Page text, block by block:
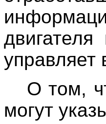
управляет
О том,
могут